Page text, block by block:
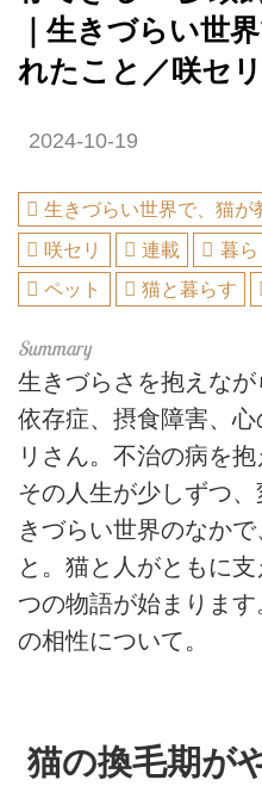
｜生きづらい世
れたこと／咲セリ
2024-10-19
生きづらい世界で、猫が
咲セリ
連載 暮
ペット
猫と暮らす
生きづらさを抱えなが
依存症、摂食障害、
リさん。不治の病を抱
その人生が少しずつ
きづらい世界のなか
と。猫と人がともに
つの物語が始まりま
の相性について。
猫の換毛期が